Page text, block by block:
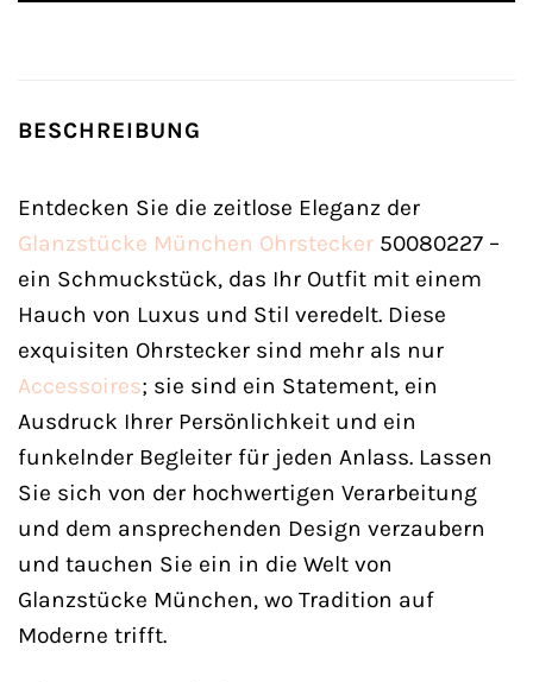
BESCHREIBUNG
Entdecken Sie die zeitlose Eleganz der
Glanzstücke München Ohrstecker 50080227 –
ein Schmuckstück, das Ihr Outfit mit einem
Hauch von Luxus und Stil veredelt. Diese
exquisiten Ohrstecker sind mehr als nur
Accessoires; sie sind ein Statement, ein
Ausdruck Ihrer Persönlichkeit und ein
funkelnder Begleiter für jeden Anlass. Lassen
Sie sich von der hochwertigen Verarbeitung
und dem ansprechenden Design verzaubern
und tauchen Sie ein in die Welt von
Glanzstücke München, wo Tradition auf
Moderne trifft.